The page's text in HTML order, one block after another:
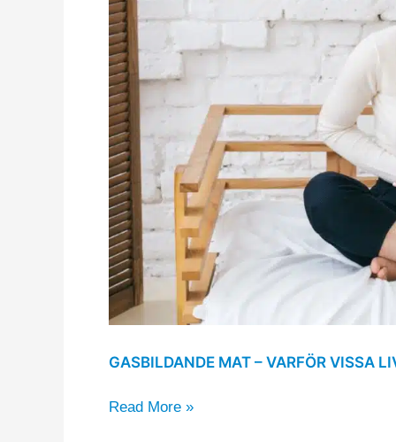
GASBILDANDE MAT – VARFÖR VISSA
livsmedel
ger
gaser
i
magen
Read More »